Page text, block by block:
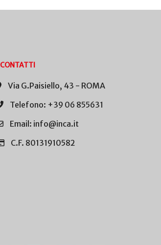
CONTATTI
Via G.Paisiello, 43 - ROMA
Telefono: +39 06 855631
Email: info@inca.it
C.F. 80131910582